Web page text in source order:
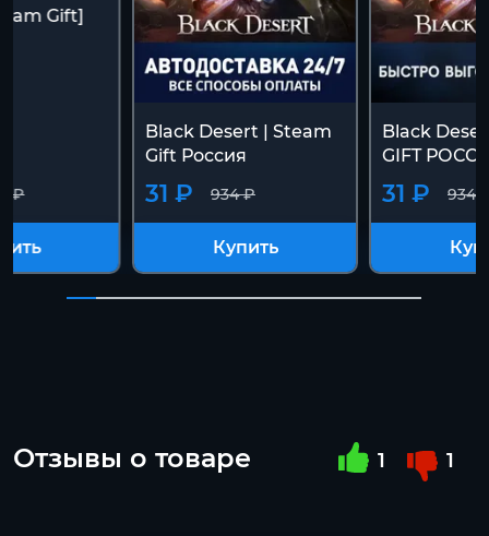
Gift]
₽
Black Desert | Steam
Gift Россия
934 ₽
31 ₽
Купить
Black
GIFT
934
31 ₽
Отзывы о товаре 1 1